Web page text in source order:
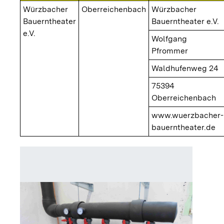
Würzbacher
Bauerntheater
e.V.
Oberreichenbach
Würzbacher
Bauerntheater e.V.
Wolfgang
Pfrommer
Waldhufenweg 24
75394
Oberreichenbach
www.wuerzbacher-
bauerntheater.de